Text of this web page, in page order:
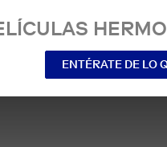
ENTÉRATE DE LO